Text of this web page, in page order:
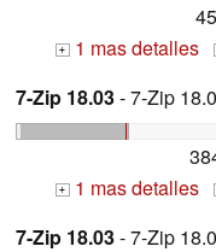
+ 1 mas detalles
7-Zip 18.03- 7-Zip
+ 1 mas detalles
7-Zip 18.03- 7-Zip